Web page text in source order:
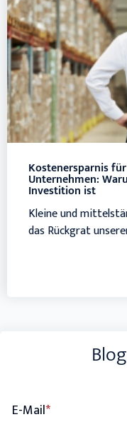
Kostenersparnis
Unternehmen:
Investition ist
Kleine und
das Rückgrat
E-Mail*